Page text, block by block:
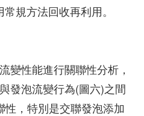
規方法回收再利用。
變性能進行關聯性分析，
發泡流變行為(圖六)之間
，特別是交聯發泡添加